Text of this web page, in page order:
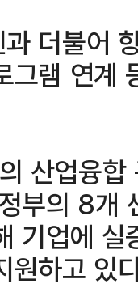
더불어
그램 연계
산업융
부의 8개
기업에
원하고 있